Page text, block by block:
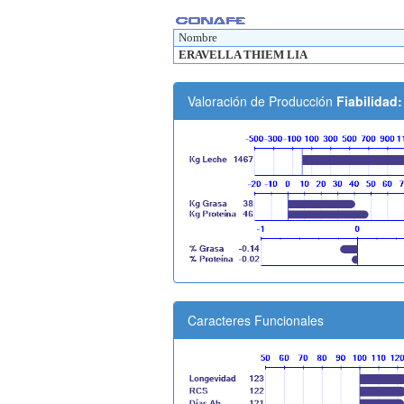
Nombre
ERAVELLA THIEM LIA
Valoración de Producción Fiabilidad:
Caracteres Funcionales